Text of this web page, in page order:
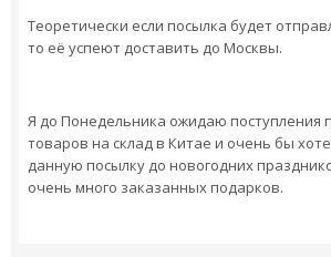
Теоретически если посылка будет
то её успеют доставить до Москвы.
Я до Понедельника ожидаю поступления
товаров на склад в Китае и очень бы
данную посылку до новогодних
очень много заказанных подарков.